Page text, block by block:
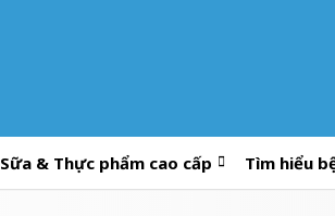
Sữa & Thực phẩm cao cấp Tìm hiểu